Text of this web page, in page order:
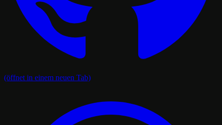
(öffnet in einem neuen Tab)